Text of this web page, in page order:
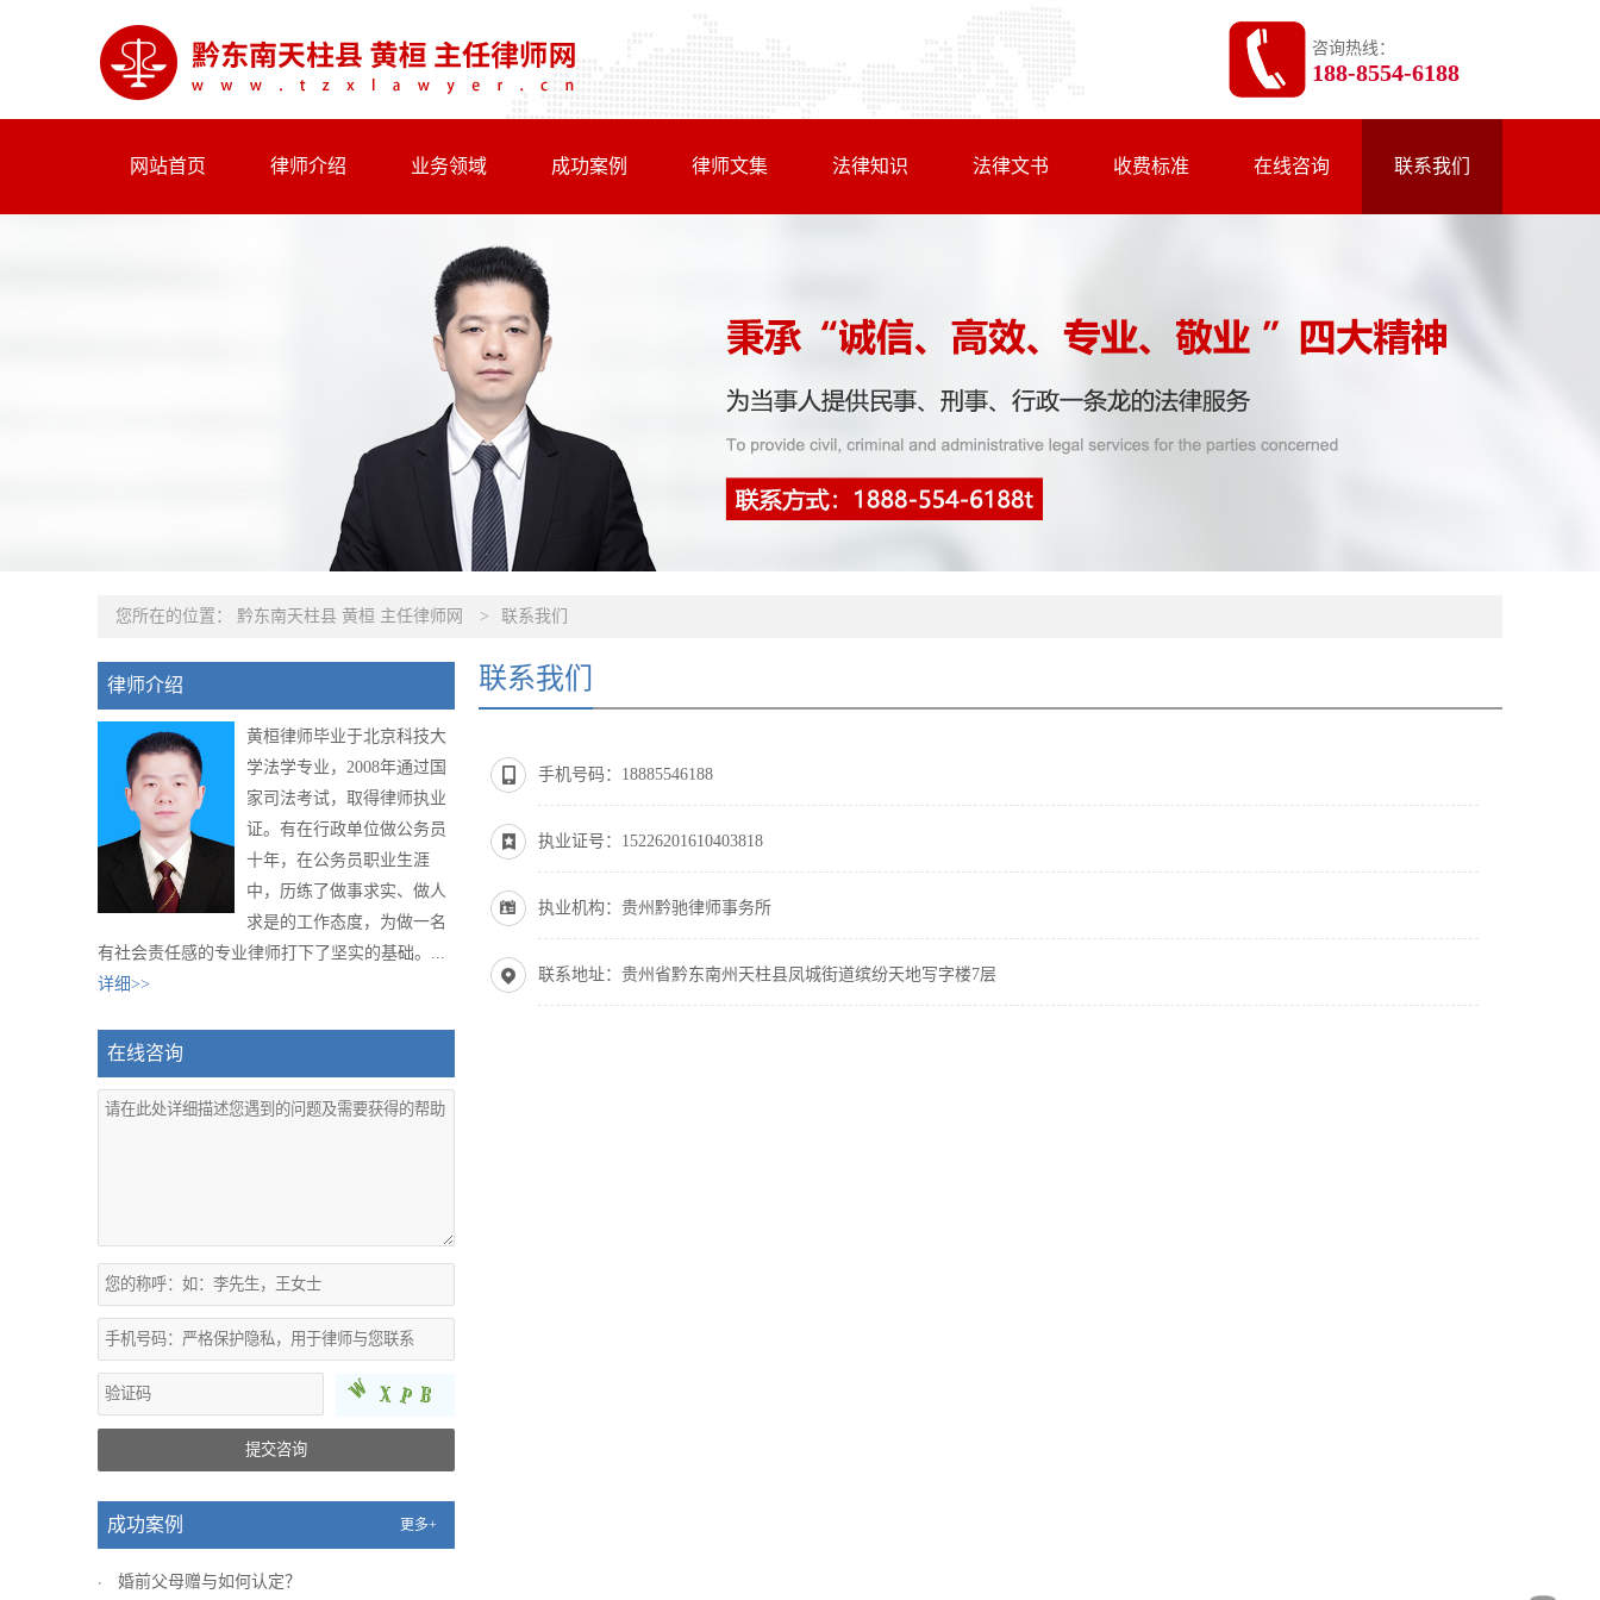
咨询热线：
188-8554-6188
网站首页 律师介绍 业务领域 成功案例 律师文集 法律知识 法律文书 收费标准 在线咨询 联系我们
您所在的位置： 黔东南天柱县 黄桓 主任律师网 > 联系我们
律师介绍
黄桓律师毕业于北京科技大
学法学专业，2008年通过国
家司法考试，取得律师执业
证。有在行政单位做公务员
十年，在公务员职业生涯
中，历练了做事求实、做人
求是的工作态度，为做一名
有社会责任感的专业律师打下了坚实的基础。...
详细>>
在线咨询
提交咨询
成功案例 更多+
婚前父母赠与如何认定？
联系我们
手机号码：18885546188
执业证号：15226201610403818
执业机构：贵州黔驰律师事务所
联系地址：贵州省黔东南州天柱县凤城街道缤纷天地写字楼7层